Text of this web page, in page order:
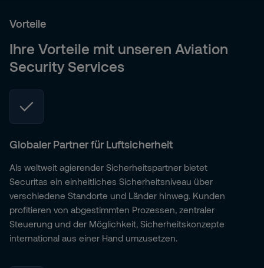
Vorteile
Ihre Vorteile mit unseren Aviation
Security Services
Globaler Partner für Luftsicherheit
Als weltweit agierender Sicherheitspartner bietet
Securitas ein einheitliches Sicherheitsniveau über
verschiedene Standorte und Länder hinweg. Kunden
profitieren von abgestimmten Prozessen, zentraler
Steuerung und der Möglichkeit, Sicherheitskonzepte
international aus einer Hand umzusetzen.